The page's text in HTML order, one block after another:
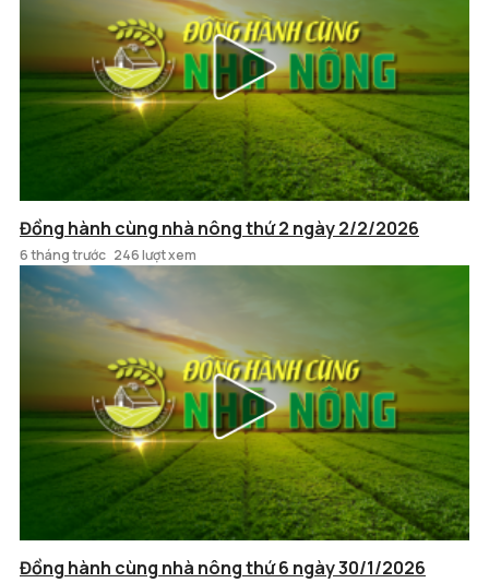
Đồng hành cùng nhà nông thứ 2 ngày 2/2/2026
6 tháng trước 246 lượt xem
Đồng hành cùng nhà nông thứ 6 ngày 30/1/2026